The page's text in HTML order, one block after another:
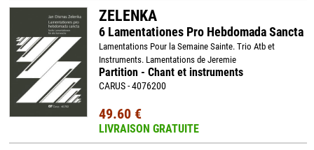
ZELENKA
6 Lamentationes Pro Hebdomada Sancta
Lamentations Pour la Semaine Sainte. Trio Atb et
Instruments. Lamentations de Jeremie
Partition - Chant et instruments
CARUS - 4076200
49.60 €
LIVRAISON GRATUITE